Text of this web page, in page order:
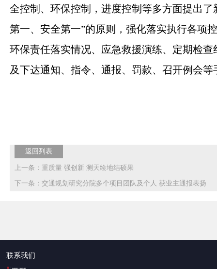
全控制、环保控制，进度控制等多方面提出
第一、安全第一”的原则，强化落实执行各项
环保责任落实情况、应急救援演练、定期检
及下达通知、指令、通报、罚款、召开例会
返回列表
上一条：重质量 强创新 测天绘地结硕果
下一条：交通规划研究分院多个项目团队及个人 获业主通报表扬
联系我们